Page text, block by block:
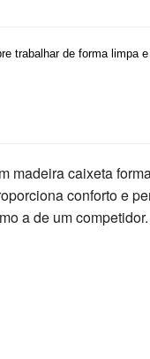
trabalhar de forma
caixeta
conforto e
a de um competidor.